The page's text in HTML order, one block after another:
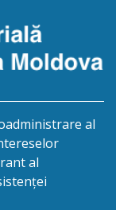
al
al